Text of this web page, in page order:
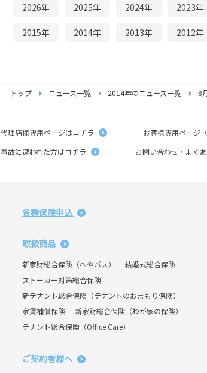
2026年 2025年 2024年 2023年
2015年 2014年 2013年 2012年
トップ ニュース一覧 2014年のニュース一覧 8月
代理店様専用ページはコチラ お客様専用ページ
事故に遭われた方はコチラ
お問い合わせ・よく
各種保険申込
取扱商品
新家財総合保険（へやパス）
結婚式総合保険
ストーカー対策総合保険
新テナント総合保険（テナントのおまもり保険）
家賃補償保険
新家財総合保険（わが家の保険）
テナント総合保険（Office Care）
ご契約者様へ